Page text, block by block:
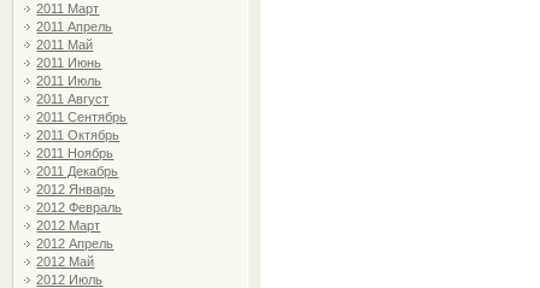
2011 Март
2011 Апрель
2011 Май
2011 Июнь
2011 Июль
2011 Август
2011 Сентябрь
2011 Октябрь
2011 Ноябрь
2011 Декабрь
2012 Январь
2012 Февраль
2012 Март
2012 Апрель
2012 Май
2012 Июль